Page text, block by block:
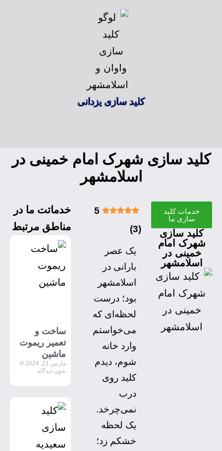
کلید سازی یزدانی
کلید سازی شهرک امام خمینی در
اسلامشهر
خدمات کلید
سازی ما
کلید سازی
شهرک امام
خمینی در
اسلامشهر
5
(
3
)
یک عصر
بارانی در
اسلامشهر
بود؛ درست
لحظه‌ای که
می‌خواستم
وارد خانه
شوم، دیدم
کلید روی
درب
نمی‌چرخد.
یک لحظه
خشکم زد؛
خدماتت ما در
مناطق مرتبط
ساخت و
تعمیر ریموت
ماشین
مارس 21, 2024
بدون دیدگاه